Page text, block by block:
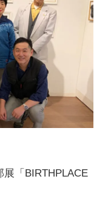
「BIRTHPLACE